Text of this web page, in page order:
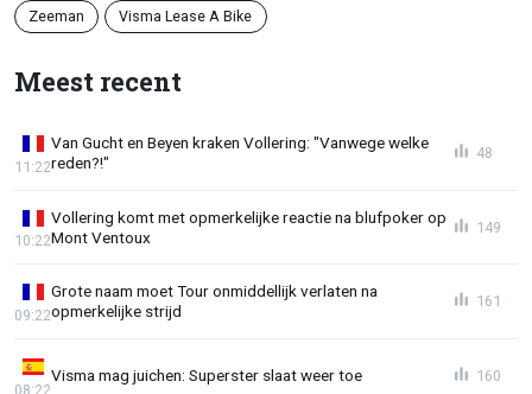
Zeeman Visma Lease A Bike
Meest recent
Van Gucht en Beyen kraken Vollering: "Vanwege welke
reden?!"
11:22
48
Vollering komt met opmerkelijke reactie na blufpoker op
Mont Ventoux
10:22
149
Grote naam moet Tour onmiddellijk verlaten na
opmerkelijke strijd
09:22
161
Visma mag juichen: Superster slaat weer toe
08:22
160